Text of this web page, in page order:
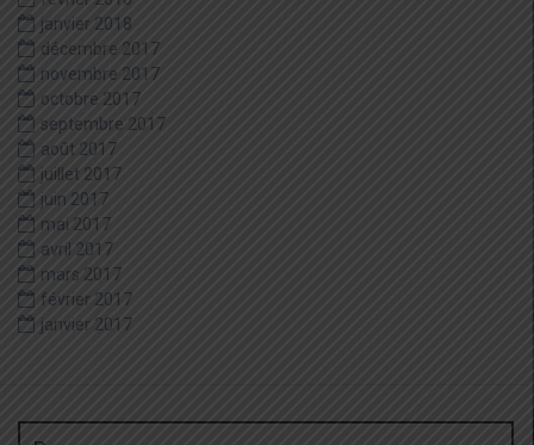
janvier 2018
décembre 2017
novembre 2017
octobre 2017
septembre 2017
août 2017
juillet 2017
juin 2017
mai 2017
avril 2017
mars 2017
février 2017
janvier 2017